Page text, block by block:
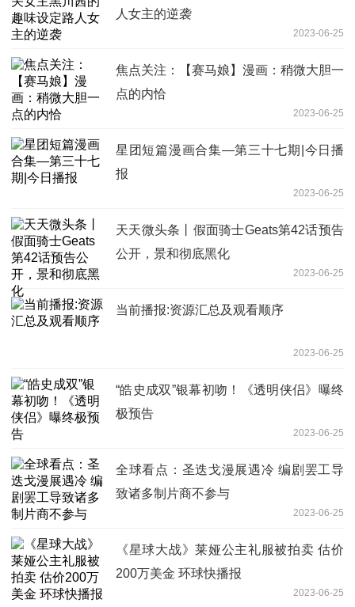
人女主的逆袭
2023-06-25
焦点关注：【赛马娘】漫画：稍微大胆一
点的内恰
2023-06-25
星团短篇漫画合集—第三十七期|今日播
报
2023-06-25
天天微头条丨假面骑士Geats第42话预告
公开，景和彻底黑化
2023-06-25
当前播报:资源汇总及观看顺序
2023-06-25
“皓史成双”银幕初吻！《透明侠侣》曝终
极预告
2023-06-25
全球看点：圣迭戈漫展遇冷 编剧罢工导
致诸多制片商不参与
2023-06-25
《星球大战》莱娅公主礼服被拍卖 估价
200万美金 环球快播报
2023-06-25